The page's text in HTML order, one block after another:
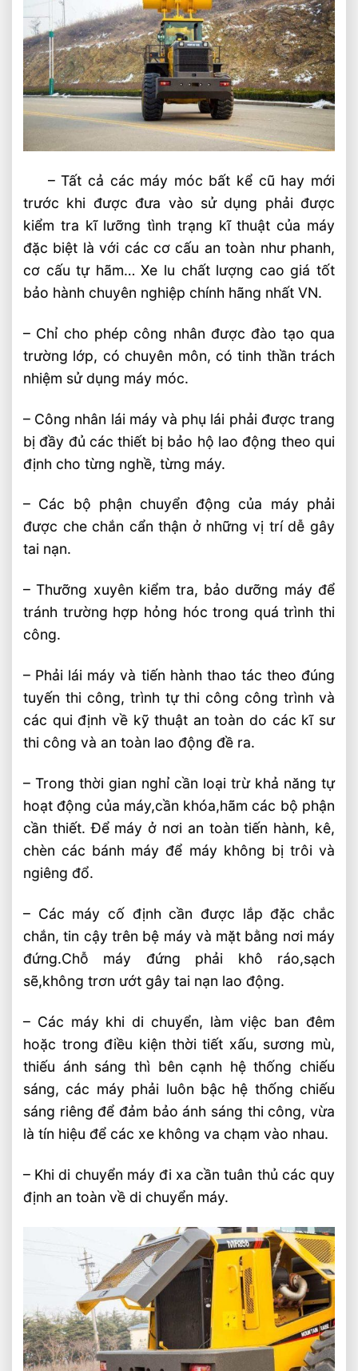
– Tất cả các máy móc bất kể cũ hay mới
trước khi được đưa vào sử dụng phải được
kiểm tra kĩ lưỡng tình trạng kĩ thuật của máy
đặc biệt là với các cơ cấu an toàn như phanh,
cơ cấu tự hãm… Xe lu chất lượng cao giá tốt
bảo hành chuyên nghiệp chính hãng nhất VN.
– Chỉ cho phép công nhân được đào tạo qua
trường lớp, có chuyên môn, có tinh thần trách
nhiệm sử dụng máy móc.
– Công nhân lái máy và phụ lái phải được trang
bị đầy đủ các thiết bị bảo hộ lao động theo qui
định cho từng nghề, từng máy.
– Các bộ phận chuyển động của máy phải
được che chắn cẩn thận ở những vị trí dễ gây
tai nạn.
– Thưỡng xuyên kiểm tra, bảo dưỡng máy để
tránh trường hợp hỏng hóc trong quá trình thi
công.
– Phải lái máy và tiến hành thao tác theo đúng
tuyến thi công, trình tự thi công công trình và
các qui định về kỹ thuật an toàn do các kĩ sư
thi công và an toàn lao động đề ra.
– Trong thời gian nghỉ cần loại trừ khả năng tự
hoạt động của máy,cần khóa,hãm các bộ phận
cần thiết. Để máy ở nơi an toàn tiến hành, kê,
chèn các bánh máy để máy không bị trôi và
ngiêng đổ.
– Các máy cố định cần được lắp đặc chắc
chắn, tin cậy trên bệ máy và mặt bằng nơi máy
đứng.Chỗ máy đứng phải khô ráo,sạch
sẽ,không trơn ướt gây tai nạn lao động.
– Các máy khi di chuyển, làm việc ban đêm
hoặc trong điều kiện thời tiết xấu, sương mù,
thiếu ánh sáng thì bên cạnh hệ thống chiếu
sáng, các máy phải luôn bậc hệ thống chiếu
sáng riêng để đảm bảo ánh sáng thi công, vừa
là tín hiệu để các xe không va chạm vào nhau.
– Khi di chuyển máy đi xa cần tuân thủ các quy
định an toàn về di chuyển máy.